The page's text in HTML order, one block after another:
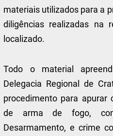
materiais utilizados para a
diligências realizadas na
localizado.
Todo o material
Delegacia Regional de
procedimento para apurar
de arma de fogo,
Desarmamento, e crime